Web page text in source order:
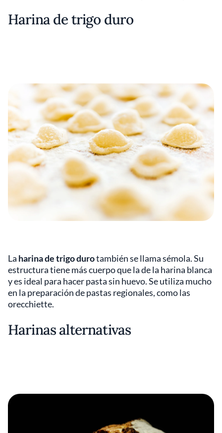
Harina de trigo duro
La harina de trigo durotambién se llama sémola. Su
estructura tiene más cuerpo que la de la harina blanca
y es ideal para hacer pasta sin huevo. Se utiliza mucho
en la preparación de pastas regionales, como las
orecchiette.
Harinas alternativas